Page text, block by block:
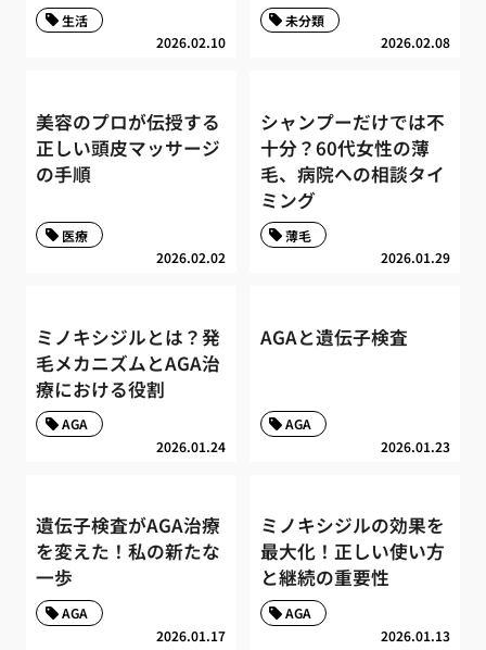
2026.02.10
生活
2026.02.08
未分類
美容のプロが伝授する
正しい頭皮マッサージ
の手順
2026.02.02
医療
シャンプーだけでは不
十分？60代女性の薄
毛、病院への相談タイ
ミング
2026.01.29
薄毛
ミノキシジルとは？発
毛メカニズムとAGA治
療における役割
2026.01.24
AGA
AGAと遺伝子検査
2026.01.23
AGA
遺伝子検査がAGA治療
を変えた！私の新たな
一歩
2026.01.17
AGA
ミノキシジルの効果を
最大化！正しい使い方
と継続の重要性
2026.01.13
AGA